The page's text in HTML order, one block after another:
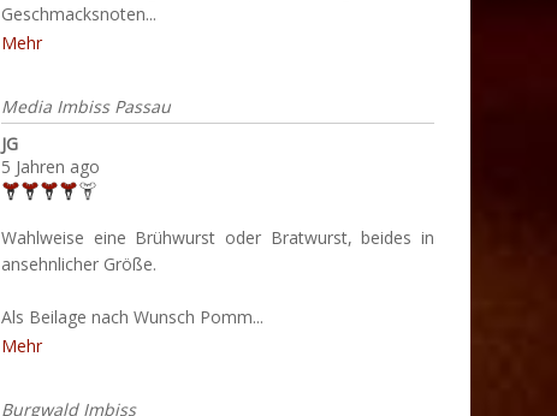
Geschmacksnoten...
Mehr
Media Imbiss Passau
JG
5 Jahren ago
Wahlweise eine Brühwurst oder Bratwurst, beides in
ansehnlicher Größe.
Als Beilage nach Wunsch Pomm...
Mehr
Burgwald Imbiss